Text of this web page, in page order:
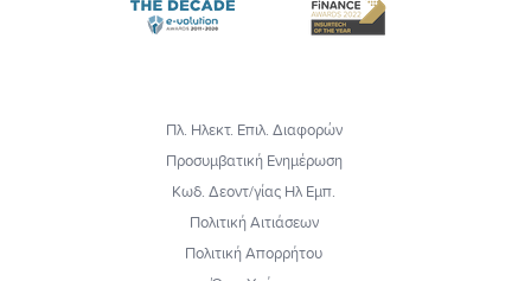
Πλ. Ηλεκτ. Επιλ. Διαφορών
Προσυμβατική Ενημέρωση
Κωδ. Δεοντ/γίας Ηλ Εμπ.
Πολιτική Αιτιάσεων
Πολιτική Απορρήτου